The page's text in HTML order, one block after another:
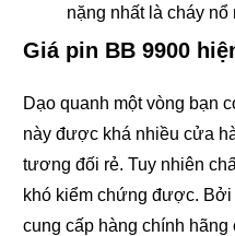
nặng nhất là cháy nổ
Giá pin BB 9900
Dạo quanh một vòng bạn
này được khá nhiều cửa
tương đối rẻ. Tuy nhiên
khó kiểm chứng được.
cung cấp hàng chính